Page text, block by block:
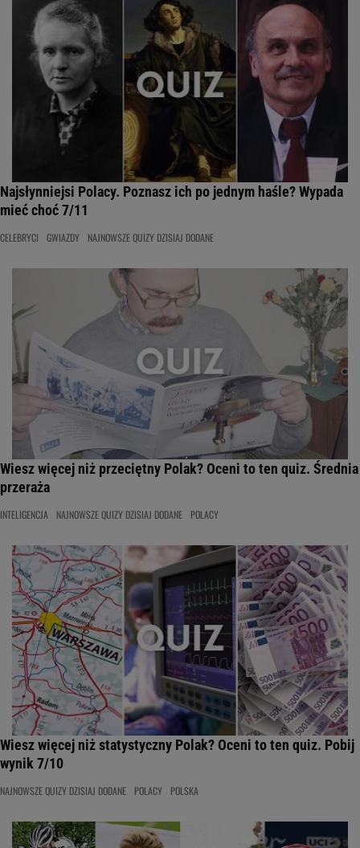
Najsłynniejsi Polacy. Poznasz ich po jednym haśle? Wypada
mieć choć 7/11
CELEBRYCI GWIAZDY NAJNOWSZE QUIZY DZISIAJ DODANE
Wiesz więcej niż przeciętny Polak? Oceni to ten quiz. Średnia
przeraża
INTELIGENCJA NAJNOWSZE QUIZY DZISIAJ DODANE POLACY
Wiesz więcej niż statystyczny Polak? Oceni to ten quiz. Pobij
wynik 7/10
NAJNOWSZE QUIZY DZISIAJ DODANE POLACY POLSKA